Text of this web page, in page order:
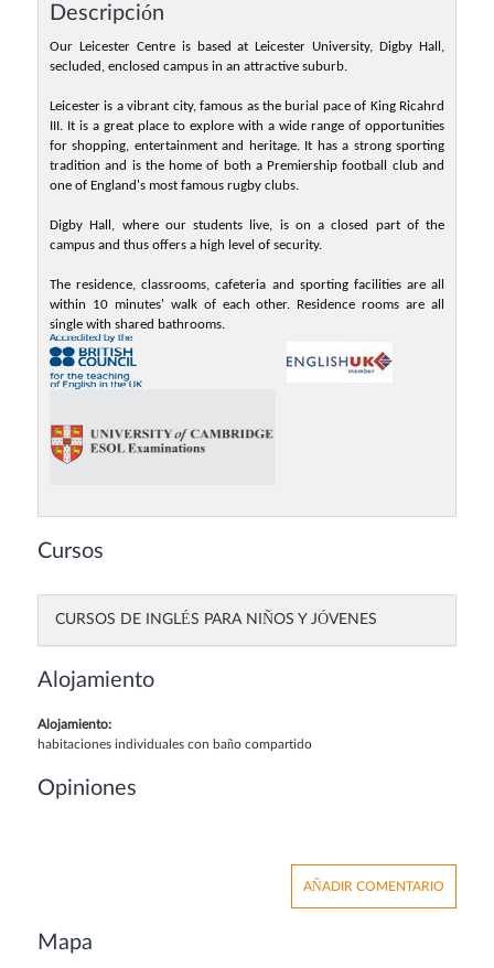
Descripción
Our Leicester Centre is based at Leicester University, Digby Hall,
secluded, enclosed campus in an attractive suburb.
Leicester is a vibrant city, famous as the burial pace of King Ricahrd
III. It is a great place to explore with a wide range of opportunities
for shopping, entertainment and heritage. It has a strong sporting
tradition and is the home of both a Premiership football club and
one of England's most famous rugby clubs.
Digby Hall, where our students live, is on a closed part of the
campus and thus offers a high level of security.
The residence, classrooms, cafeteria and sporting facilities are all
within 10 minutes' walk of each other. Residence rooms are all
single with shared bathrooms.
Cursos
CURSOS DE INGLÉS PARA NIÑOS Y JÓVENES
Alojamiento
Alojamiento:
habitaciones individuales con baño compartido
Opiniones
AÑADIR COMENTARIO
Mapa